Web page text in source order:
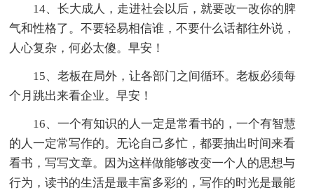
14、长大成人，走进社会以后，就要改一改你的脾
气和性格了。不要轻易相信谁，不要什么话都往外说，
人心复杂，何必太傻。早安！
15、老板在局外，让各部门之间循环。老板必须每
个月跳出来看企业。早安！
16、一个有知识的人一定是常看书的，一个有智慧
的人一定常写作的。无论自己多忙，都要抽出时间来看
看书，写写文章。因为这样做能够改变一个人的思想与
行为，读书的生活是最丰富多彩的，写作的时光是最能